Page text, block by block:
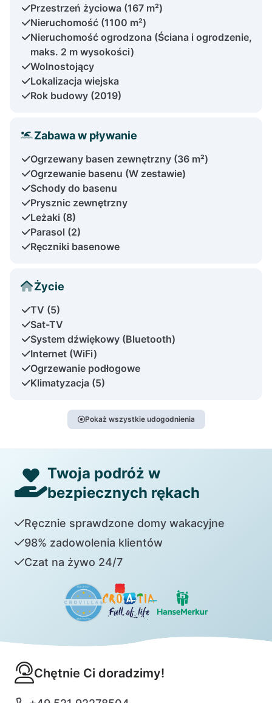
Przestrzeń życiowa (167 m²)
Nieruchomość (1100 m²)
Nieruchomość ogrodzona (Ściana i ogrodzenie,
maks. 2 m wysokości)
Wolnostojący
Lokalizacja wiejska
Rok budowy (2019)
Zabawa w pływanie
Ogrzewany basen zewnętrzny (36 m²)
Ogrzewanie basenu (W zestawie)
Schody do basenu
Prysznic zewnętrzny
Leżaki (8)
Parasol (2)
Ręczniki basenowe
Życie
TV (5)
Sat-TV
System dźwiękowy (Bluetooth)
Internet (WiFi)
Ogrzewanie podłogowe
Klimatyzacja (5)
Pokaż wszystkie udogodnienia
Twoja podróż w
bezpiecznych rękach
Ręcznie sprawdzone domy wakacyjne
98% zadowolenia klientów
Czat na żywo 24/7
Chętnie Ci doradzimy!